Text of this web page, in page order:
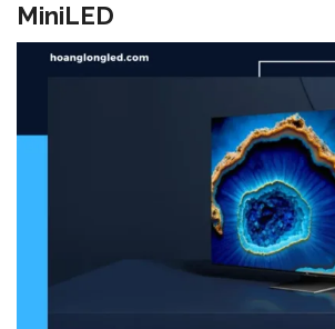
MiniLED